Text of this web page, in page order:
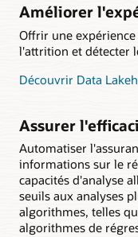
Améliorer
Offrir une
l'attrition et détecter
Découvrir Data
Assurer
Automatiser
informations sur le
capacités d'analyse
seuils aux analyses
algorithmes, telles
algorithmes de